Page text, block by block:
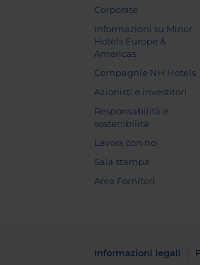
Corporate
Informazioni su Minor
Hotels Europe &
Americas
Compagnie NH Hotels
Azionisti e investitori
Responsabilità e
sostenibilità
Lavora con noi
Sala stampa
Area Fornitori
Informazioni legali